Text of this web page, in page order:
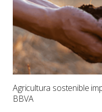
Agricultura sostenible
BBVA